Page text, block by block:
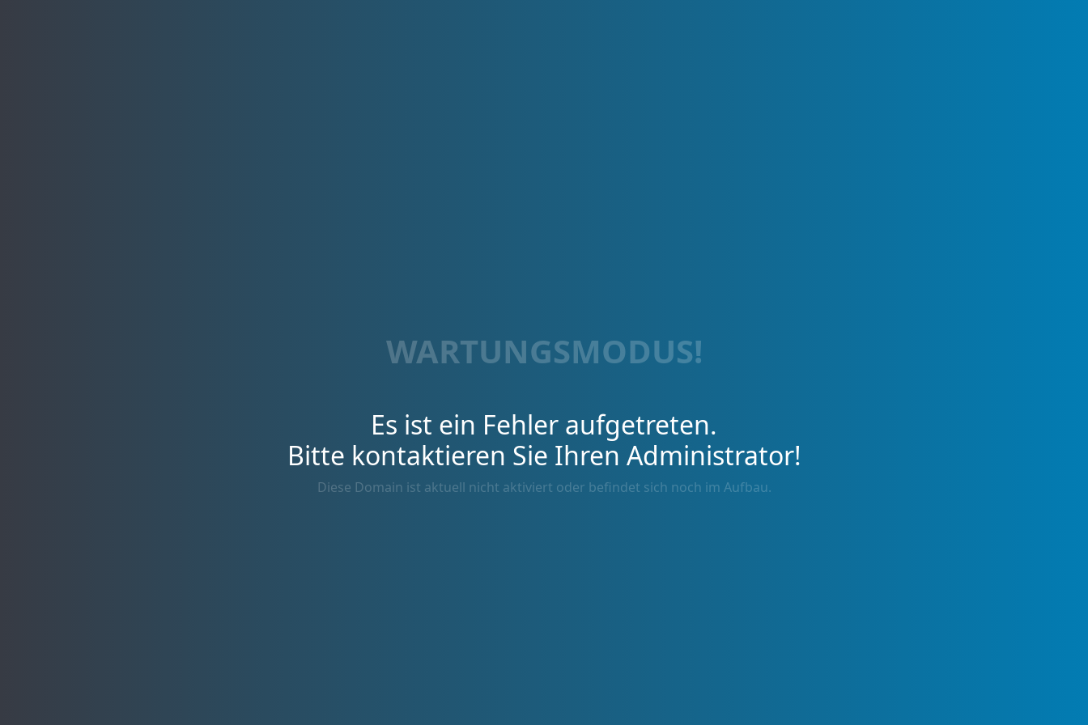
WARTUNGSMODUS!
Es ist ein Fehler aufgetreten.
Bitte kontaktieren Sie Ihren Administrator!
Diese Domain ist aktuell nicht aktiviert oder befindet sich noch im Aufbau.